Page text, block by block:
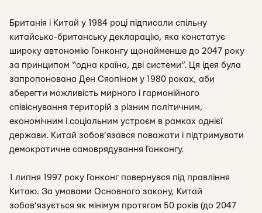
Британія і Китай у 1984 році підписали спільну
китайсько-британську декларацію, яка констатує
широку автономію Гонконгу щонайменше до 2047 року
за принципом “одна країна, дві системи”. Ця ідея була
запропонована Ден Сяопіном у 1980 роках, аби
зберегти можливість мирного і гармонійного
співіснування територій з різним політичним,
економічним і соціальним устроєм в рамках однієї
держави. Китай зобов’язався поважати і підтримувати
демократичне самоврядування Гонконгу.
1 липня 1997 року Гонконг повернувся під правління
Китаю. За умовами Основного закону, Китай
зобов’язується як мінімум протягом 50 років (до 2047